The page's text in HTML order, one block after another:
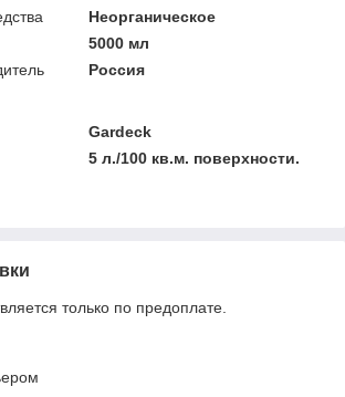
Неорганическое
5000 мл
Россия
Gardeck
5 л./100 кв.м. поверхности.
только по предоплате.